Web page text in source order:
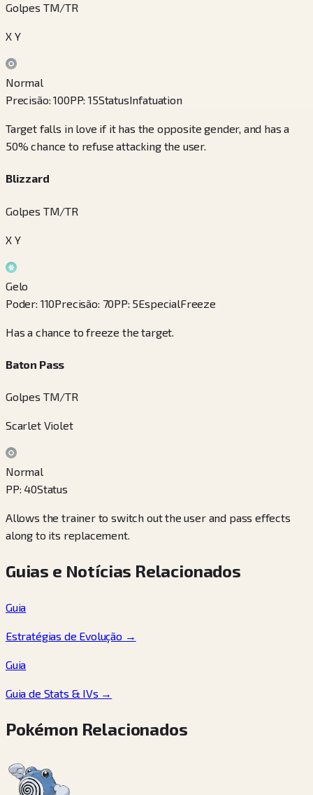
Golpes TM/TR
X Y
Normal
Precisão:100PP:15StatusInfatuation
Target falls in love if it has the opposite gender, and has a
50% chance to refuse attacking the user.
Blizzard
Golpes TM/TR
X Y
Gelo
Poder: 110Precisão: 70PP: 5EspecialFreeze
Has a chance to freeze the target.
Baton Pass
Golpes TM/TR
Scarlet Violet
Normal
PP: 40Status
Allows the trainer to switch out the user and pass effects
along to its replacement.
Guias e Notícias Relacionados
Guia
Estratégias de Evolução →
Guia
Guia de Stats & IVs →
Pokémon Relacionados